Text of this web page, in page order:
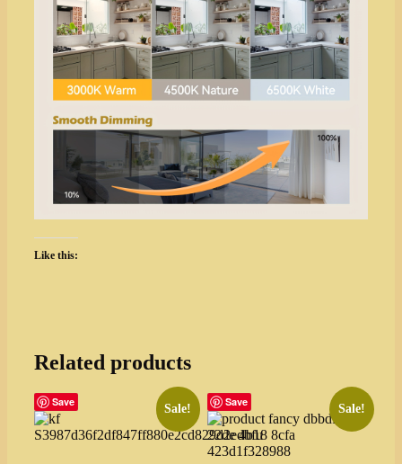
Like this:
Related products
Save
Sale!
Save
Sale!